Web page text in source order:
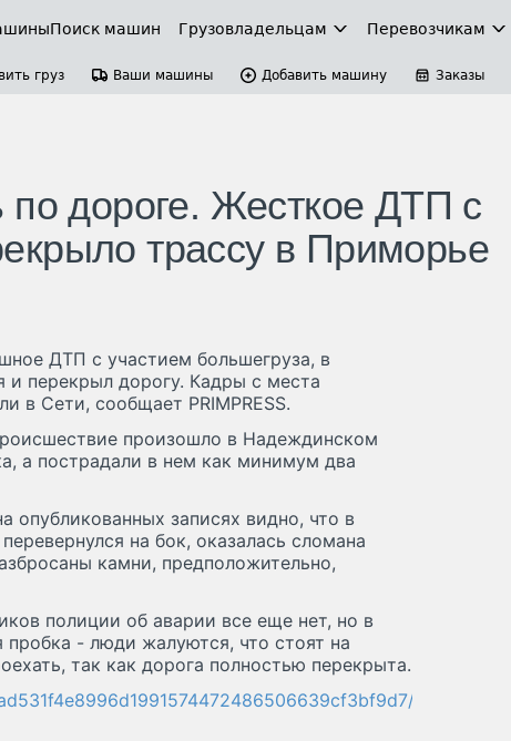
Поиск машин Грузовладельцам Перевозчикам
груз Ваши машины Добавить машину Заказы
по дороге. Жесткое ДТП с
трассу в Приморье
ДТП с участием большегруза, в
и перекрыл дорогу. Кадры с места
в Сети, сообщает PRIMPRESS.
произошло в Надеждинском
а пострадали в нем как минимум два
опубликованных записях видно, что в
на бок, оказалась сломана
камни, предположительно,
полиции об аварии все еще нет, но в
пробка - люди жалуются, что стоят на
так как дорога полностью перекрыта.
store/